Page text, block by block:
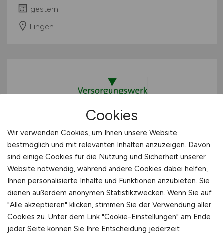
gestern
Lingen
Personalreferent (m/w/d)
Versorgungswerk der Landesärztekammer
Hessen
gestern
Frankfurt am Main
Cookies
Wir verwenden Cookies, um Ihnen unsere Website
bestmöglich und mit relevanten Inhalten anzuzeigen. Davon
sind einige Cookies für die Nutzung und Sicherheit unserer
Website notwendig, während andere Cookies dabei helfen,
Ihnen personalisierte Inhalte und Funktionen anzubieten. Sie
dienen außerdem anonymen Statistikzwecken. Wenn Sie auf
"Alle akzeptieren" klicken, stimmen Sie der Verwendung aller
Cookies zu. Unter dem Link "Cookie-Einstellungen" am Ende
jeder Seite können Sie Ihre Entscheidung jederzeit